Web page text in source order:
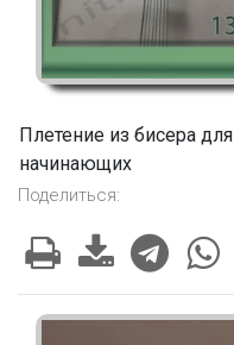
Плетение из бисера для
начинающих
Поделиться: